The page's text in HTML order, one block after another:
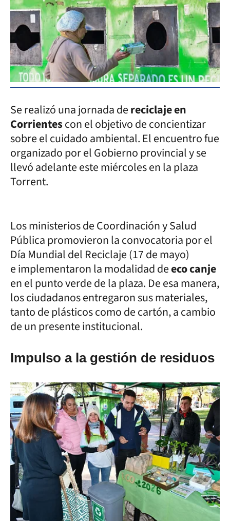
Se realizó una jornada dereciclaje en
Corrientescon el objetivo de concientizar
sobre el cuidado ambiental. El encuentro fue
organizado por el Gobierno provincial y se
llevó adelante este miércoles en la plaza
Torrent.
Los ministerios de Coordinación y Salud
Pública promovieron la convocatoria por el
Día Mundial del Reciclaje (17 de mayo)
e implementaron la modalidad deeco canje
en el punto verde de la plaza. De esa manera,
los ciudadanos entregaron sus materiales,
tanto de plásticos como de cartón, a cambio
de un presente institucional.
Impulso a la gestión de residuos